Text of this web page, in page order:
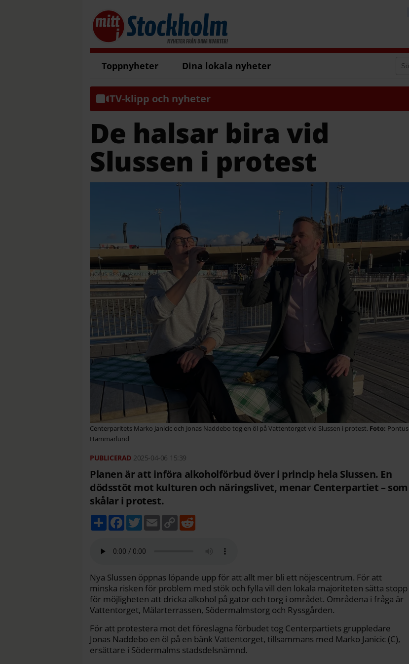
Toppnyheter Dina lokala nyheter
TV-klipp och nyheter
De halsar bira vid
Slussen i protest
Centerparitets Marko Janicic och Jonas Naddebo tog en öl på Vattentorget vid Slussen i protest.
Pontus
Hammarlund
2025-04-06 15:39
Planen är att införa alkoholförbud över i princip hela Slussen. En
dödsstöt mot kulturen och näringslivet, menar Centerpartiet – som
skålar i protest.
D
e
F
b
k
T
w
t
E
m
C
o
k
Nya Slussen öppnas löpande upp för att allt mer bli ett nöjescentrum. För att
minska risken för problem med stök och fylla vill den lokala majoriteten sätta stopp
för möjligheten att dricka alkohol på gator och torg i området. Områdena i fråga är
Vattentorget, Mälarterrassen, Södermalmstorg och Ryssgården.
För att protestera mot det föreslagna förbudet tog Centerpartiets gruppledare
Jonas Naddebo en öl på en bänk Vattentorget, tillsammans med Marko Janicic (C),
ersättare i Södermalms stadsdelsnämnd.